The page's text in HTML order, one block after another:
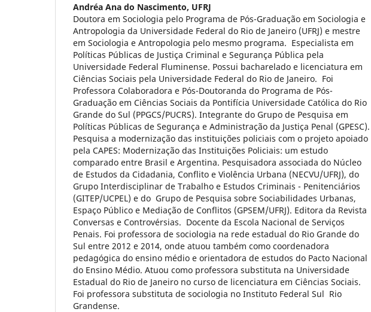
Andréa Ana do Nascimento, UFRJ
Doutora em Sociologia pelo Programa de Pós-Graduação em Sociologia e
Antropologia da Universidade Federal do Rio de Janeiro (UFRJ) e mestre
em Sociologia e Antropologia pelo mesmo programa. Especialista em
Políticas Públicas de Justiça Criminal e Segurança Pública pela
Universidade Federal Fluminense. Possui bacharelado e licenciatura em
Ciências Sociais pela Universidade Federal do Rio de Janeiro. Foi
Professora Colaboradora e Pós-Doutoranda do Programa de Pós-
Graduação em Ciências Sociais da Pontifícia Universidade Católica do Rio
Grande do Sul (PPGCS/PUCRS). Integrante do Grupo de Pesquisa em
Políticas Públicas de Segurança e Administração da Justiça Penal (GPESC).
Pesquisa a modernização das instituições policiais com o projeto apoiado
pela CAPES: Modernização das Instituições Policiais: um estudo
comparado entre Brasil e Argentina. Pesquisadora associada do Núcleo
de Estudos da Cidadania, Conflito e Violência Urbana (NECVU/UFRJ), do
Grupo Interdisciplinar de Trabalho e Estudos Criminais - Penitenciários
(GITEP/UCPEL) e do Grupo de Pesquisa sobre Sociabilidades Urbanas,
Espaço Público e Mediação de Conflitos (GPSEM/UFRJ). Editora da Revista
Conversas e Controvérsias. Docente da Escola Nacional de Serviços
Penais. Foi professora de sociologia na rede estadual do Rio Grande do
Sul entre 2012 e 2014, onde atuou também como coordenadora
pedagógica do ensino médio e orientadora de estudos do Pacto Nacional
do Ensino Médio. Atuou como professora substituta na Universidade
Estadual do Rio de Janeiro no curso de licenciatura em Ciências Sociais.
Foi professora substituta de sociologia no Instituto Federal Sul Rio
Grandense.